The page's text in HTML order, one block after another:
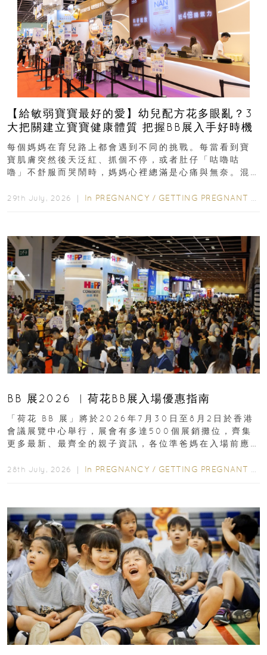
【給敏弱寶寶最好的愛】幼兒配方花多眼亂？3
大把關建立寶寶健康體質 把握BB展入手好時機
每個媽媽在育兒路上都會遇到不同的挑戰。每當看到寶
寶肌膚突然後天泛紅、抓個不停，或者肚仔「咕嚕咕
嚕」不舒服而哭鬧時，媽媽心裡總滿是心痛與無奈。混
29th July, 2026 ｜ In PREGNANCY / GETTING PREGNANT
BB 展2026 ︳荷花BB展入場優惠指南
「荷花 BB 展」將於2026年7月30日至8月2日於香港
會議展覽中心舉行，展會有多達500個展銷攤位，齊集
更多最新、最齊全的親子資訊，各位準爸媽在入場前應
28th July, 2026 ｜ In PREGNANCY / GETTING PREGNANT